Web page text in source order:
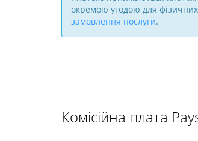
окремою угодою для фізичних
замовлення послуги.
Комісійна плата